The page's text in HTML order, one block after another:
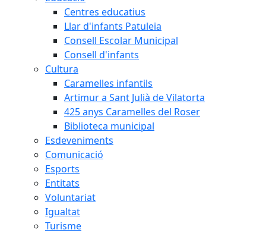
Centres educatius
Llar d'infants Patuleia
Consell Escolar Municipal
Consell d'infants
Cultura
Caramelles infantils
Artimur a Sant Julià de Vilatorta
425 anys Caramelles del Roser
Biblioteca municipal
Esdeveniments
Comunicació
Esports
Entitats
Voluntariat
Igualtat
Turisme